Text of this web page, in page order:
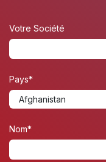
Votre Société
Pays*
Nom*